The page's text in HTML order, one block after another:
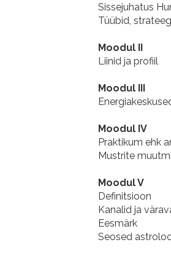
Sissejuhatus
Tüübid,
Moodul II
Liinid ja profiil
Moodul III
Moodul IV
Praktikum ehk
Mustrite
Moodul V
Definitsioon
Kanalid ja
Eesmärk
Seosed